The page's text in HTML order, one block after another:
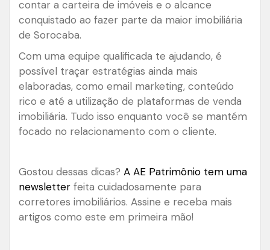
contar a carteira de imóveis e o alcance
conquistado ao fazer parte da maior imobiliária
de Sorocaba.
Com uma equipe qualificada te ajudando, é
possível traçar estratégias ainda mais
elaboradas, como email marketing, conteúdo
rico e até a utilização de plataformas de venda
imobiliária. Tudo isso enquanto você se mantém
focado no relacionamento com o cliente.
Gostou dessas dicas? A AE Patrimônio tem uma
newsletter feita cuidadosamente para
corretores imobiliários. Assine e receba mais
artigos como este em primeira mão!